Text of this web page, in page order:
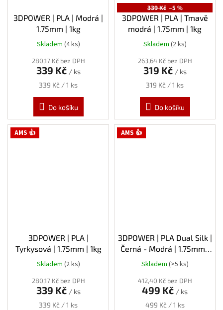
3DPOWER | PLA | Modrá |
1.75mm | 1kg
Skladem (4 ks)
280,17 Kč bez DPH
339 Kč / ks
Měrná
339 Kč / 1 ks
Do košíku
339 Kč –5 %
3DPOWER | PLA | Tmavě
modrá | 1.75mm | 1kg
Skladem (2 ks)
263,64 Kč bez DPH
319 Kč / ks
Měrná
319 Kč / 1 ks
Do košíku
AMS 👍
3DPOWER | PLA |
Tyrkysová | 1.75mm | 1kg
Skladem (2 ks)
280,17 Kč bez DPH
339 Kč / ks
Měrná
339 Kč / 1 ks
AMS 👍
3DPOWER | PLA Dual Silk |
Černá - Modrá | 1.75mm |
1kg
Skladem (>5 ks)
412,40 Kč bez DPH
499 Kč / ks
Měrná
499 Kč / 1 ks